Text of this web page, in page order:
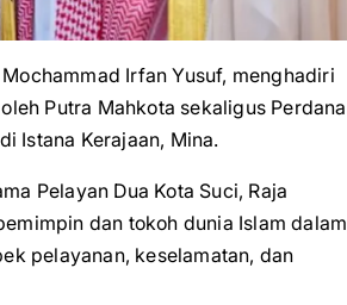
Irfan Yusuf, menghadiri
Putra Mahkota sekaligus Perdana
Istana Kerajaan, Mina.
Pelayan Dua Kota Suci, Raja
dan tokoh dunia Islam dalam
pelayanan, keselamatan, dan